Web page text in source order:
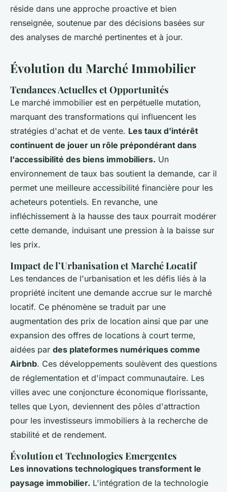
réside dans une approche proactive et bien
renseignée, soutenue par des décisions basées sur
des analyses de marché pertinentes et à jour.
Évolution du Marché Immobilier
Tendances Actuelles et Opportunités
Le marché immobilier est en perpétuelle mutation,
marquant des transformations qui influencent les
stratégies d'achat et de vente. Les taux d'intérêt
continuent de jouer un rôle prépondérant dans
l'accessibilité des biens immobiliers. Un
environnement de taux bas soutient la demande, car il
permet une meilleure accessibilité financière pour les
acheteurs potentiels. En revanche, une
infléchissement à la hausse des taux pourrait modérer
cette demande, induisant une pression à la baisse sur
les prix.
Impact de l’Urbanisation et Marché Locatif
Les tendances de l'urbanisation et les défis liés à la
propriété incitent une demande accrue sur le marché
locatif. Ce phénomène se traduit par une
augmentation des prix de location ainsi que par une
expansion des offres de locations à court terme,
aidées par des plateformes numériques comme
Airbnb. Ces développements soulèvent des questions
de réglementation et d'impact communautaire. Les
villes avec une conjoncture économique florissante,
telles que Lyon, deviennent des pôles d'attraction
pour les investisseurs immobiliers à la recherche de
stabilité et de rendement.
Évolution et Technologies Emergentes
Les innovations technologiques transforment le
paysage immobilier. L'intégration de la technologie